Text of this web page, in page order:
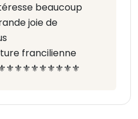
beaucoup
joie de
francilienne